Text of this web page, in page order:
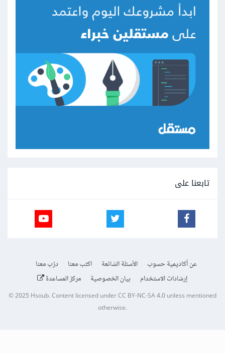
تابعنا على
عن أكاديمية حسوب الأسئلة الشائعة اكتب معنا
درّب معنا
إرشادات الاستخدام
بيان الخصوصية مركز المساعدة
© 2025 Hsoub.Content licensed underCC BY-NC-SA 4.0unless mentioned
otherwise.